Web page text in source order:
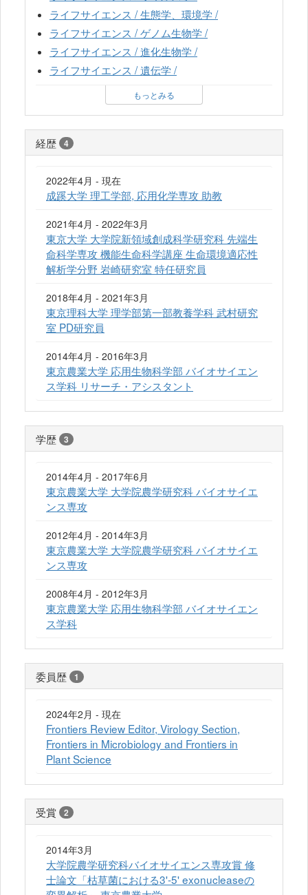
ライフサイエンス / 生態学、環境学 /
ライフサイエンス / ゲノム生物学 /
ライフサイエンス / 進化生物学 /
ライフサイエンス / 遺伝学 /
もっとみる
経歴 4
2022年4月 - 現在
成蹊大学 理工学部, 応用化学専攻 助教
2021年4月 - 2022年3月
東京大学 大学院新領域創成科学研究科 先端生
命科学専攻 機能生命科学講座 生命環境適応性
解析学分野 岩崎研究室 特任研究員
2018年4月 - 2021年3月
東京理科大学 理学部第一部教養学科 武村研究
室 PD研究員
2014年4月 - 2016年3月
東京農業大学 応用生物科学部 バイオサイエン
ス学科 リサーチ・アシスタント
学歴 3
2014年4月 - 2017年6月
東京農業大学 大学院農学研究科 バイオサイエ
ンス専攻
2012年4月 - 2014年3月
東京農業大学 大学院農学研究科 バイオサイエ
ンス専攻
2008年4月 - 2012年3月
東京農業大学 応用生物科学部 バイオサイエン
ス学科
委員歴 1
2024年2月 - 現在
Frontiers Review Editor, Virology Section,
Frontiers in Microbiology and Frontiers in
Plant Science
受賞 2
2014年3月
大学院農学研究科バイオサイエンス専攻賞 修
士論文「枯草菌における3'-5' exonucleaseの